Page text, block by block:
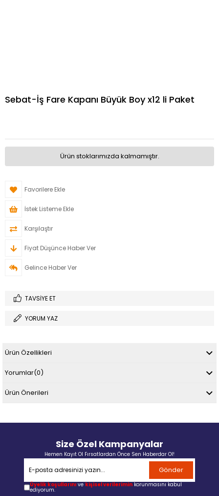
Sebat-İş Fare Kapanı Büyük Boy x12 li Paket
Ürün stoklarımızda kalmamıştır.
Favorilere Ekle
İstek Listeme Ekle
Karşılaştır
Fiyat Düşünce Haber Ver
Gelince Haber Ver
TAVSIYE ET
YORUM YAZ
Ürün Özellikleri
Yorumlar(0)
Ürün Önerileri
Size Özel Kampanyalar
Hemen Kayıt Ol Fırsatlardan Önce Sen Haberdar Ol!
Gönder
Üyelik koşullarını ve kişisel verilerimin korunmasını kabul
ediyorum.